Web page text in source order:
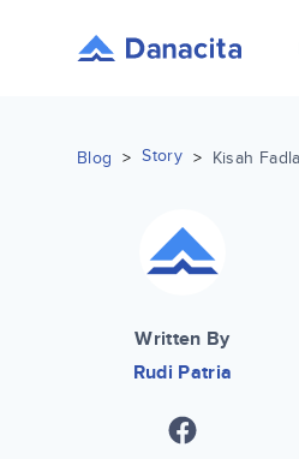
Blog > Story >
Written By
Rudi Patria